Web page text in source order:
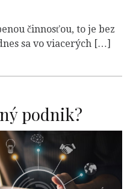
činnosťou, to je bez
sa vo viacerých […]
podnik?